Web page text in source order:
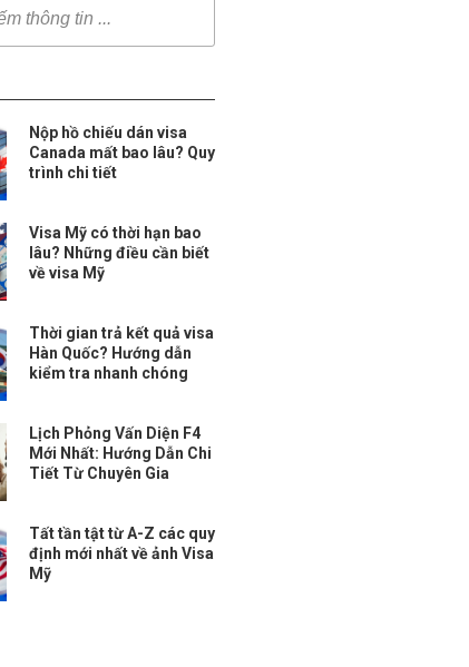
Nộp hồ chiếu dán visa
Canada mất bao lâu? Quy
trình chi tiết
Visa Mỹ có thời hạn bao
lâu? Những điều cần biết
về visa Mỹ
Thời gian trả kết quả visa
Hàn Quốc? Hướng dẫn
kiểm tra nhanh chóng
Lịch Phỏng Vấn Diện F4
Mới Nhất: Hướng Dẫn Chi
Tiết Từ Chuyên Gia
Tất tần tật từ A-Z các quy
định mới nhất về ảnh Visa
Mỹ